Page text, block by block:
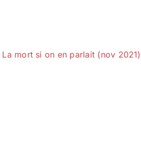
La mort si on en parlait (nov 2021)